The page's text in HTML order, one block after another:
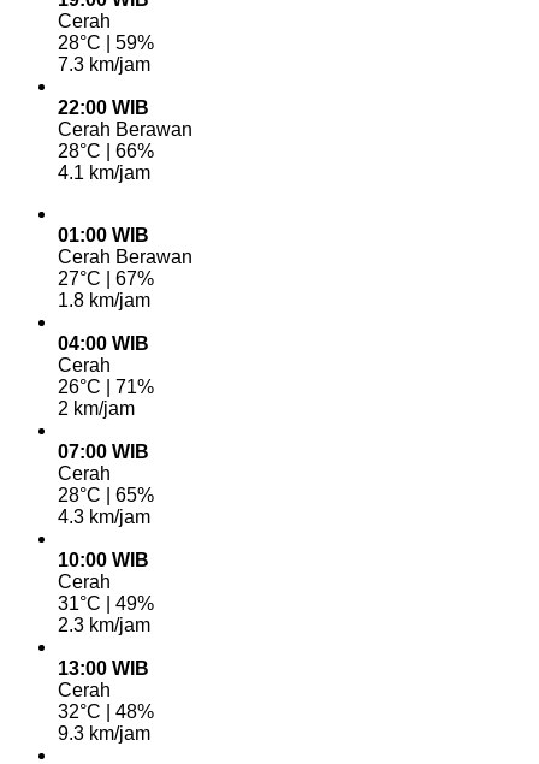
Cerah
28°C | 59%
7.3 km/jam
22:00 WIB
Cerah Berawan
28°C | 66%
4.1 km/jam
01:00 WIB
Cerah Berawan
27°C | 67%
1.8 km/jam
04:00 WIB
Cerah
26°C | 71%
2 km/jam
07:00 WIB
Cerah
28°C | 65%
4.3 km/jam
10:00 WIB
Cerah
31°C | 49%
2.3 km/jam
13:00 WIB
Cerah
32°C | 48%
9.3 km/jam